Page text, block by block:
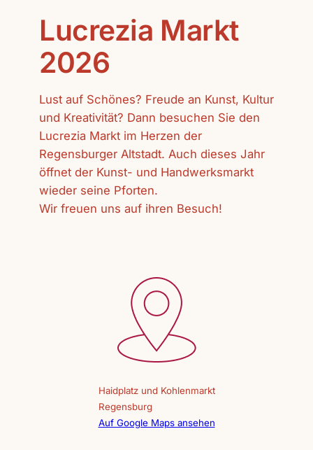
Lucrezia Markt
2026
Lust auf Schönes? Freude an Kunst, Kultur
und Kreativität? Dann besuchen Sie den
Lucrezia Markt im Herzen der
Regensburger Altstadt. Auch dieses Jahr
öffnet der Kunst- und Handwerksmarkt
wieder seine Pforten.
Wir freuen uns auf ihren Besuch!
Haidplatz und Kohlenmarkt
Regensburg
Auf Google Maps ansehen